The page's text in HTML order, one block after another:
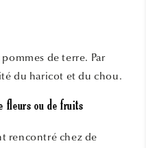
de terre. Par
du haricot et du chou.
fleurs ou de fruits
rencontré chez de